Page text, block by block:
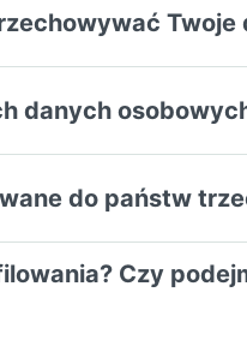
Twoje
danych
do państw
Czy